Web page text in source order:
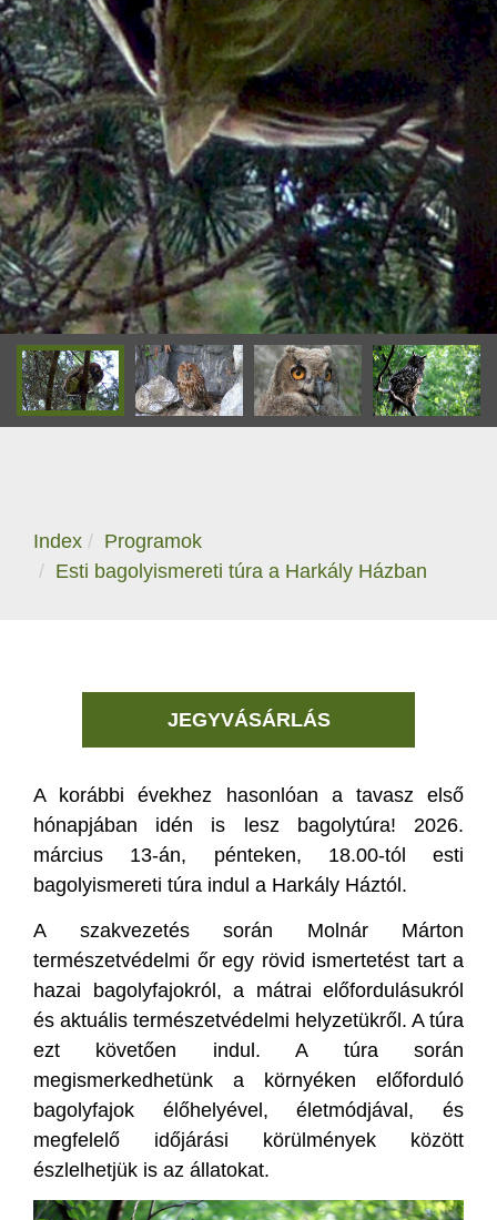
Index
Programok
Esti bagolyismereti túra a Harkály Házban
JEGYVÁSÁRLÁS
A korábbi évekhez hasonlóan a tavasz első
hónapjában idén is lesz bagolytúra! 2026.
március 13-án, pénteken, 18.00-tól esti
bagolyismereti túra indul a Harkály Háztól.
A szakvezetés során Molnár Márton
természetvédelmi őr egy rövid ismertetést tart a
hazai bagolyfajokról, a mátrai előfordulásukról
és aktuális természetvédelmi helyzetükről. A túra
ezt követően indul. A túra során
megismerkedhetünk a környéken előforduló
bagolyfajok élőhelyével, életmódjával, és
megfelelő időjárási körülmények között
észlelhetjük is az állatokat.